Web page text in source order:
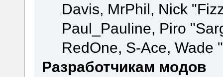
Davis, MrPhil, Nick
Paul_Pauline, Piro
RedOne, S-Ace,
Разработчикам модов